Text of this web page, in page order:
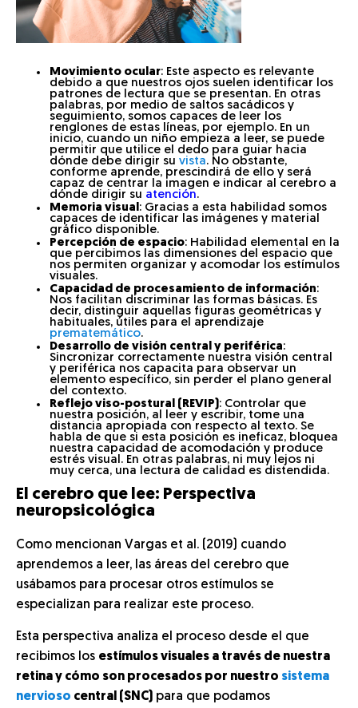
Movimiento ocular: Este aspecto es relevante
debido a que nuestros ojos suelen identificar los
patrones de lectura que se presentan. En otras
palabras, por medio de saltos sacádicos y
seguimiento, somos capaces de leer los
renglones de estas líneas, por ejemplo. En un
inicio, cuando un niño empieza a leer, se puede
permitir que utilice el dedo para guiar hacia
dónde debe dirigir su vista. No obstante,
conforme aprende, prescindirá de ello y será
capaz de centrar la imagen e indicar al cerebro a
dónde dirigir su atención.
Memoria visual: Gracias a esta habilidad somos
capaces de identificar las imágenes y material
gráfico disponible.
Percepción de espacio: Habilidad elemental en la
que percibimos las dimensiones del espacio que
nos permiten organizar y acomodar los estímulos
visuales.
Capacidad de procesamiento de información:
Nos facilitan discriminar las formas básicas. Es
decir, distinguir aquellas figuras geométricas y
habituales, útiles para el aprendizaje
prematemático.
Desarrollo de visión central y periférica:
Sincronizar correctamente nuestra visión central
y periférica nos capacita para observar un
elemento específico, sin perder el plano general
del contexto.
Reflejo viso-postural (REVIP): Controlar que
nuestra posición, al leer y escribir, tome una
distancia apropiada con respecto al texto. Se
habla de que si esta posición es ineficaz, bloquea
nuestra capacidad de acomodación y produce
estrés visual. En otras palabras, ni muy lejos ni
muy cerca, una lectura de calidad es distendida.
El cerebro que lee: Perspectiva
neuropsicológica
Como mencionan Vargas et al. (2019) cuando
aprendemos a leer, las áreas del cerebro que
usábamos para procesar otros estímulos se
especializan para realizar este proceso.
Esta perspectiva analiza el proceso desde el que
recibimos los estímulos visuales a través de nuestra
retina y cómo son procesados por nuestro sistema
nervioso central (SNC) para que podamos